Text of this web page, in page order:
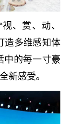
、赏、动、
造多维感知体
中的每一寸豪
新感受。